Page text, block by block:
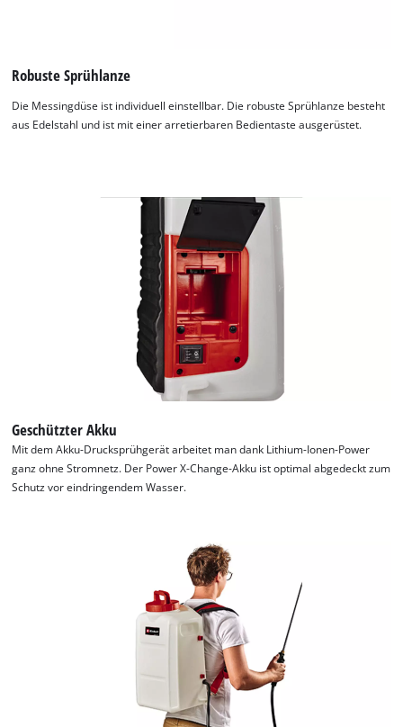
Robuste Sprühlanze
Die Messingdüse ist individuell einstellbar. Die robuste Sprühlanze besteht
aus Edelstahl und ist mit einer arretierbaren Bedientaste ausgerüstet.
Geschützter Akku
Mit dem Akku-Drucksprühgerät arbeitet man dank Lithium-Ionen-Power
ganz ohne Stromnetz. Der Power X-Change-Akku ist optimal abgedeckt zum
Schutz vor eindringendem Wasser.